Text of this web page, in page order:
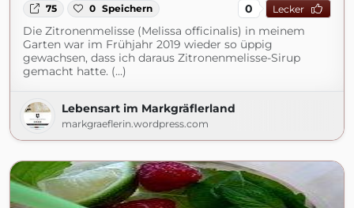
75 0 Speichern 0 Lecker
Die Zitronenmelisse (Melissa officinalis) in meinem
Garten war im Frühjahr 2019 wieder so üppig
gewachsen, dass ich daraus Zitronenmelisse-Sirup
gemacht hatte. (...)
Lebensart im Markgräflerland
markgraeflerin.wordpress.com